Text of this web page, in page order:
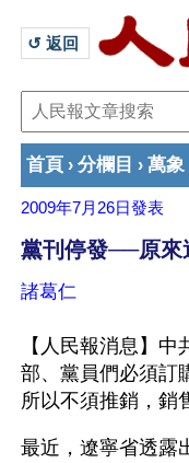
↺ 返回
首頁 › 分欄目 › 萬象
2009年7月26日發表
黨刊停發──原來
諸葛仁
【人民報消息】
部、黨員們必須訂
所以不須推銷，銷
最近，遼寧省透露